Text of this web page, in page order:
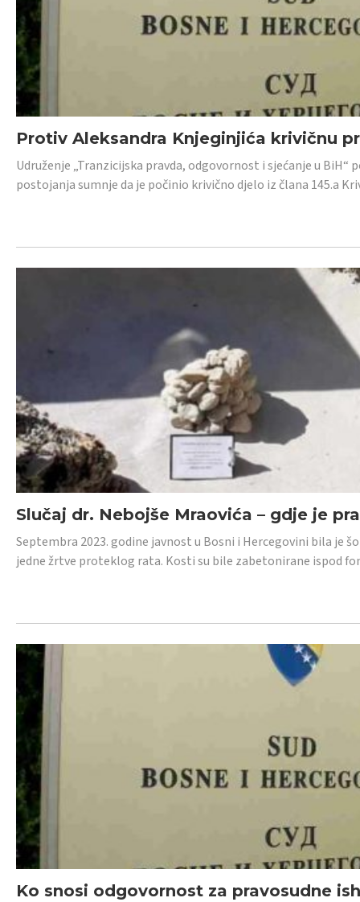
Protiv Aleksandra Knjeginjića krivičnu
Udruženje „Tranzicijska pravda, odgovornost i sjećanje u
postojanja sumnje da je počinio krivično djelo iz člana 145.a
Slučaj dr. Nebojše Mraovića – gdje je
Septembra 2023. godine javnost u Bosni i Hercegovini bila je
jedne žrtve proteklog rata. Kosti su bile zabetonirane ispod
Ko snosi odgovornost za pravosudne